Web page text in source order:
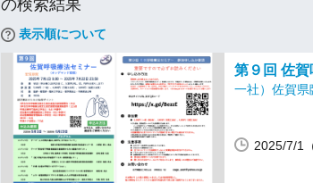
の検索結果
表示順について
第９回 佐
一社）佐賀
2025/7/1